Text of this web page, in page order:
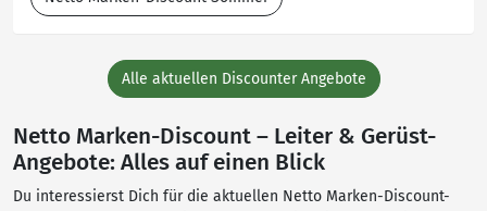
Alle aktuellen Discounter Angebote
Netto Marken-Discount – Leiter & Gerüst-
Angebote: Alles auf einen Blick
Du interessierst Dich für die aktuellen Netto Marken-Discount-